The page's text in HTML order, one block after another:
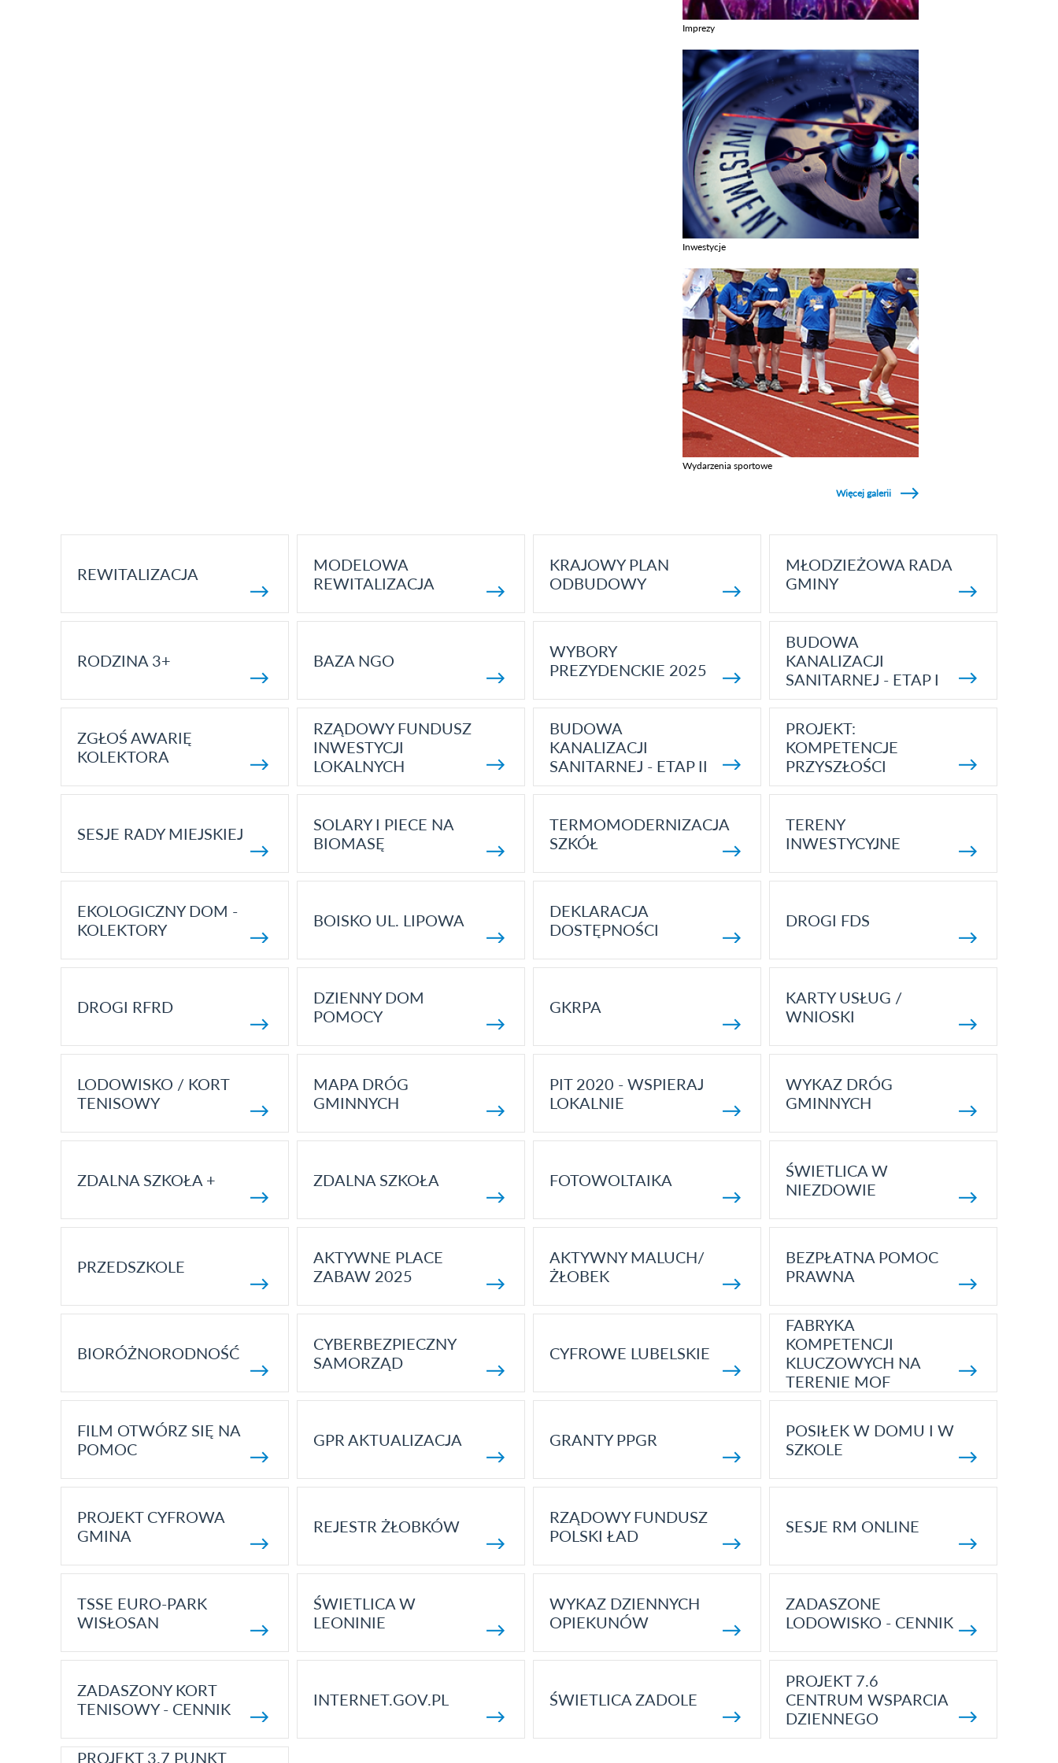
Imprezy
Inwestycje
Wydarzenia sportowe
Więcej galerii
REWITALIZACJA
MODELOWA
REWITALIZACJA
KRAJOWY PLAN
ODBUDOWY
MŁODZIEŻOWA RADA
GMINY
RODZINA 3+ BAZA NGO
WYBORY
PREZYDENCKIE 2025
BUDOWA
KANALIZACJI
SANITARNEJ - ETAP I
ZGŁOŚ AWARIĘ
KOLEKTORA
RZĄDOWY FUNDUSZ
INWESTYCJI
LOKALNYCH
BUDOWA
KANALIZACJI
SANITARNEJ - ETAP II
PROJEKT:
KOMPETENCJE
PRZYSZŁOŚCI
SESJE RADY MIEJSKIEJ
SOLARY I PIECE NA
BIOMASĘ
TERMOMODERNIZACJA
SZKÓŁ
TERENY
INWESTYCYJNE
EKOLOGICZNY DOM -
KOLEKTORY
BOISKO UL. LIPOWA
DEKLARACJA
DOSTĘPNOŚCI
DROGI FDS
DROGI RFRD
DZIENNY DOM
POMOCY
GKRPA
KARTY USŁUG /
WNIOSKI
LODOWISKO / KORT
TENISOWY
MAPA DRÓG
GMINNYCH
PIT 2020 - WSPIERAJ
LOKALNIE
WYKAZ DRÓG
GMINNYCH
ZDALNA SZKOŁA + ZDALNA SZKOŁA FOTOWOLTAIKA
ŚWIETLICA W
NIEZDOWIE
PRZEDSZKOLE
AKTYWNE PLACE
ZABAW 2025
AKTYWNY MALUCH/
ŻŁOBEK
BEZPŁATNA POMOC
PRAWNA
BIORÓŻNORODNOŚĆ
CYBERBEZPIECZNY
SAMORZĄD
CYFROWE LUBELSKIE
FABRYKA
KOMPETENCJI
KLUCZOWYCH NA
TERENIE MOF
FILM OTWÓRZ SIĘ NA
POMOC
GPR AKTUALIZACJA GRANTY PPGR
POSIŁEK W DOMU I W
SZKOLE
PROJEKT CYFROWA
GMINA
REJESTR ŻŁOBKÓW
RZĄDOWY FUNDUSZ
POLSKI ŁAD
SESJE RM ONLINE
TSSE EURO-PARK
WISŁOSAN
ŚWIETLICA W
LEONINIE
WYKAZ DZIENNYCH
OPIEKUNÓW
ZADASZONE
LODOWISKO - CENNIK
ZADASZONY KORT
TENISOWY - CENNIK
INTERNET.GOV.PL ŚWIETLICA ZADOLE
PROJEKT 7.6
CENTRUM WSPARCIA
DZIENNEGO
PROJEKT 3.7 PUNKT